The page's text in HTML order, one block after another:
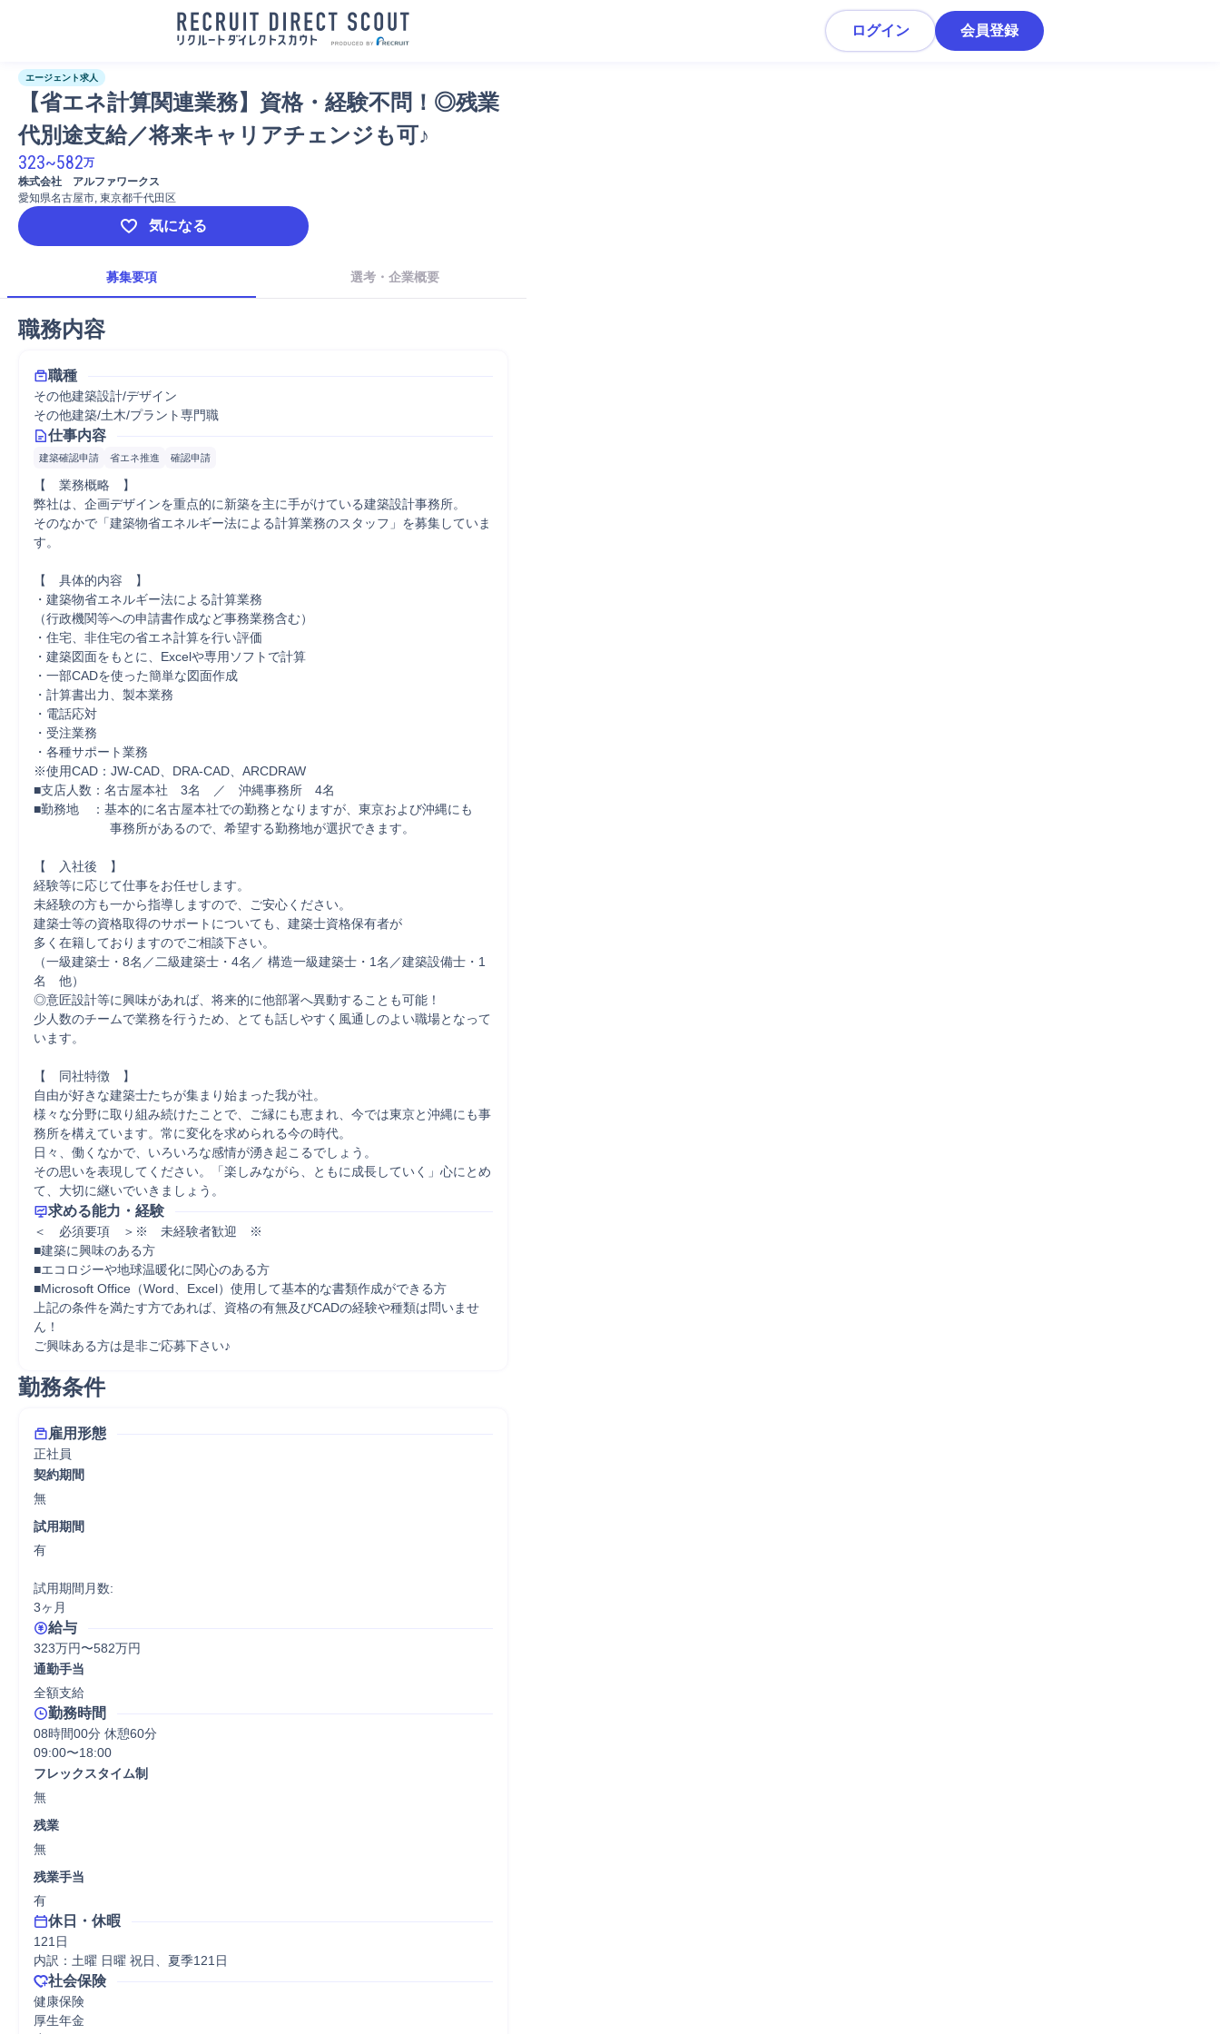
ログイン 会員登録
エージェント求人
【省エネ計算関連業務】資格・経験不問！◎残業
代別途支給／将来キャリアチェンジも可♪
323~582万
株式会社　アルファワークス
愛知県名古屋市, 東京都千代田区
気になる
募集要項 選考・企業概要
職務内容
職種
その他建築設計/デザイン
その他建築/土木/プラント専門職
仕事内容
建築確認申請 省エネ推進 確認申請
【　業務概略　】
弊社は、企画デザインを重点的に新築を主に手がけている建築設計事務所。
そのなかで「建築物省エネルギー法による計算業務のスタッフ」を募集していま
す。
【　具体的内容　】
・建築物省エネルギー法による計算業務
（行政機関等への申請書作成など事務業務含む）
・住宅、非住宅の省エネ計算を行い評価
・建築図面をもとに、Excelや専用ソフトで計算
・一部CADを使った簡単な図面作成
・計算書出力、製本業務
・電話応対
・受注業務
・各種サポート業務
※使用CAD：JW-CAD、DRA-CAD、ARCDRAW
■支店人数：名古屋本社　3名　／　沖縄事務所　4名
■勤務地　：基本的に名古屋本社での勤務となりますが、東京および沖縄にも
事務所があるので、希望する勤務地が選択できます。
【　入社後　】
経験等に応じて仕事をお任せします。
未経験の方も一から指導しますので、ご安心ください。
建築士等の資格取得のサポートについても、建築士資格保有者が
多く在籍しておりますのでご相談下さい。
（一級建築士・8名／二級建築士・4名／ 構造一級建築士・1名／建築設備士・1
名　他）
◎意匠設計等に興味があれば、将来的に他部署へ異動することも可能！
少人数のチームで業務を行うため、とても話しやすく風通しのよい職場となって
います。
【　同社特徴　】
自由が好きな建築士たちが集まり始まった我が社。
様々な分野に取り組み続けたことで、ご縁にも恵まれ、今では東京と沖縄にも事
務所を構えています。常に変化を求められる今の時代。
日々、働くなかで、いろいろな感情が湧き起こるでしょう。
その思いを表現してください。「楽しみながら、ともに成長していく」心にとめ
て、大切に継いでいきましょう。
求める能力・経験
＜　必須要項　＞※　未経験者歓迎　※
■建築に興味のある方
■エコロジーや地球温暖化に関心のある方
■Microsoft Office（Word、Excel）使用して基本的な書類作成ができる方
上記の条件を満たす方であれば、資格の有無及びCADの経験や種類は問いませ
ん！
ご興味ある方は是非ご応募下さい♪
勤務条件
雇用形態
正社員
契約期間
無
試用期間
有
試用期間月数:
3ヶ月
給与
323万円〜582万円
通勤手当
全額支給
勤務時間
08時間00分 休憩60分
09:00〜18:00
フレックスタイム制
無
残業
無
残業手当
有
休日・休暇
121日
内訳：土曜 日曜 祝日、夏季121日
社会保険
健康保険
厚生年金